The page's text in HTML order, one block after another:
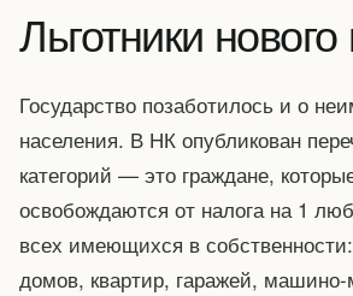
Льготники
Государство позаботилось и о
населения. В НК опубликован
категорий — это граждане,
освобождаются от налога на 1
всех имеющихся в
домов, квартир, гаражей, машино-